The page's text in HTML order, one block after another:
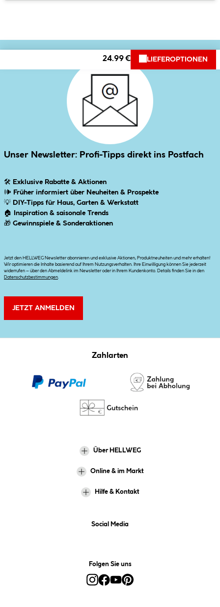
24.99 € LIEFEROPTIONEN
Unser Newsletter: Profi-Tipps direkt ins Postfach
🛠 Exklusive Rabatte & Aktionen
🕪 Früher informiert über Neuheiten & Prospekte
💡 DIY-Tipps für Haus, Garten & Werkstatt
🏠
Inspiration & saisonale Trends
🎁 Gewinnspiele & Sonderaktionen
Jetzt den HELLWEG Newsletter abonnieren und exklusive Aktionen, Produktneuheiten und mehr erhalten!
Wir optimieren die Inhalte basierend auf Ihrem Nutzungsverhalten. Ihre Einwilligung können Sie jederzeit
widerrufen – über den Abmeldelink im Newsletter oder in Ihrem Kundenkonto. Details finden Sie in den
Datenschutzbestimmungen
JETZT ANMELDEN
Zahlarten
Über HELLWEG
Online & im Markt
Hilfe & Kontakt
Social Media
Folgen Sie uns